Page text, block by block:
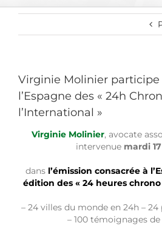
Virginie Molinier participe
l’Espagne des « 24h
l’International »
Virginie Molinier, avocate
intervenue mardi
dans l’émission consacrée à
édition des « 24 heures
– 24 villes du monde en 24h – 24
– 100 témoignages de